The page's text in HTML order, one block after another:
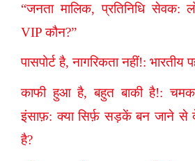
“जनता मालिक, प्रतिनिधि सेवक:
VIP कौन?”
पासपोर्ट है, नागरिकता नहीं!: भारतीय
काफी हुआ है, बहुत बाकी है!:
इंसाफ़: क्या सिर्फ़ सड़कें बन जाने से
है?